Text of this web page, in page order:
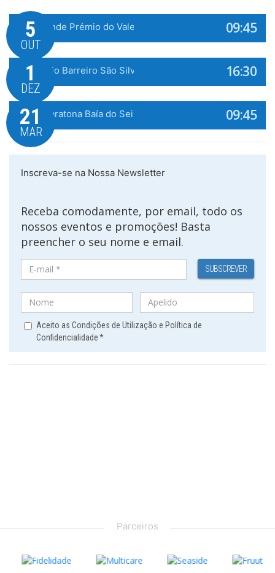
Evento WeTiming
10º Grande Prémio do Vale Grande 2026 09:45
5
OUT
6ª Edição Barreiro São Silvestre 2026 16:30
1
DEZ
Meia Maratona Baía do Seixal 2027 09:45
21
MAR
Inscreva-se na Nossa Newsletter
Receba comodamente, por email, todo os
nossos eventos e promoções! Basta
preencher o seu nome e email.
SUBSCREVER
Aceito as Condições de Utilização e Política de
Confidencialidade*
Parceiros